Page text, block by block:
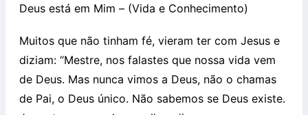
Deus está em Mim – (Vida e Conhecimento)
Muitos que não tinham fé, vieram ter com Jesus e
diziam: “Mestre, nos falastes que nossa vida vem
de Deus. Mas nunca vimos a Deus, não o chamas
de Pai, o Deus único. Não sabemos se Deus existe.